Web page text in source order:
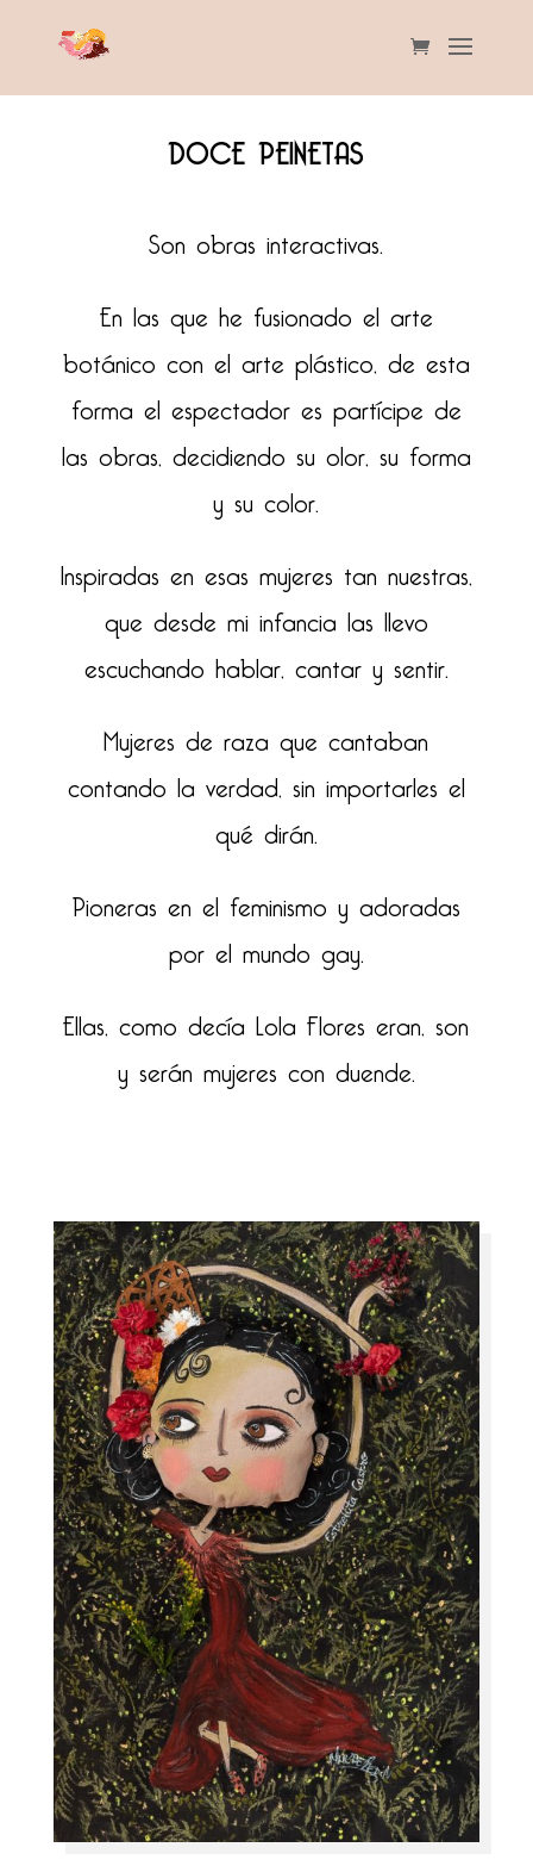
DOCE PEINETAS
Son obras interactivas.
En las que he fusionado el arte
botánico con el arte plástico, de esta
forma el espectador es partícipe de
las obras, decidiendo su olor, su forma
y su color.
Inspiradas en esas mujeres tan nuestras,
que desde mi infancia las llevo
escuchando hablar, cantar y sentir.
Mujeres de raza que cantaban
contando la verdad, sin importarles el
qué dirán.
Pioneras en el feminismo y adoradas
por el mundo gay.
Ellas, como decía Lola Flores eran, son
y serán mujeres con duende.